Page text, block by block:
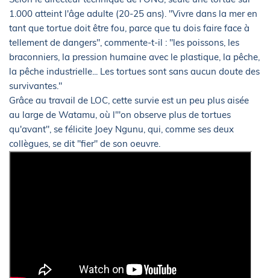
1.000 atteint l'âge adulte (20-25 ans). "Vivre dans la mer en
tant que tortue doit être fou, parce que tu dois faire face à
tellement de dangers", commente-t-il : "les poissons, les
braconniers, la pression humaine avec le plastique, la pêche,
la pêche industrielle... Les tortues sont sans aucun doute des
survivantes."
Grâce au travail de LOC, cette survie est un peu plus aisée
au large de Watamu, où l'"on observe plus de tortues
qu'avant", se félicite Joey Ngunu, qui, comme ses deux
collègues, se dit "fier" de son oeuvre.